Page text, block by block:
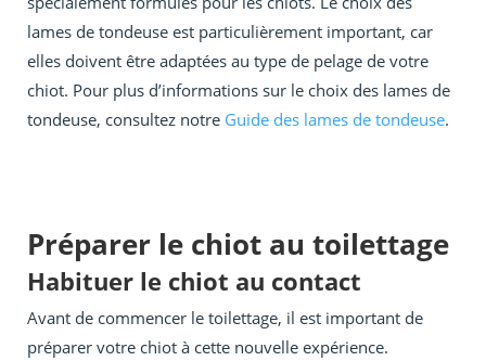
lames de tondeuse est particulièrement important, car
elles doivent être adaptées au type de pelage de votre
chiot. Pour plus d’informations sur le choix des lames de
tondeuse, consultez notre Guide des lames de tondeuse.
Préparer le chiot au toilettage
Habituer le chiot au contact
Avant de commencer le toilettage, il est important de
préparer votre chiot à cette nouvelle expérience.